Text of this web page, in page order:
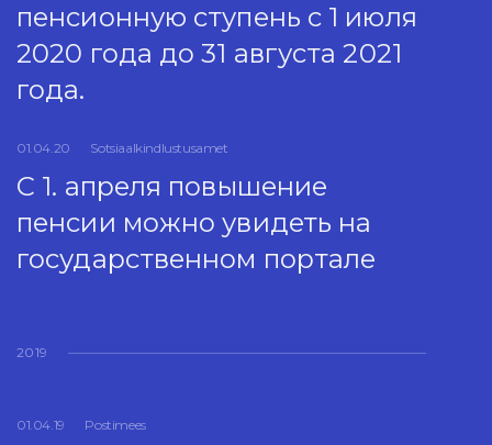
пенсионную ступень с 1 июля
2020 года до 31 августа 2021
года.
01.04.20 Sotsiaalkindlustusamet
С 1. апреля повышение
пенсии можно увидеть на
государственном портале
2019
01.04.19 Postimees